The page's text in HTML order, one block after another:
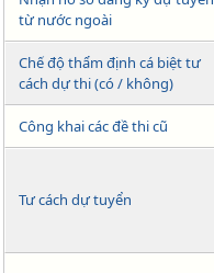
từ nước ngoài
Chế độ thẩm định cá biệt tư
cách dự thi (có / không)
Công khai các đề thi cũ
Tư cách dự tuyển